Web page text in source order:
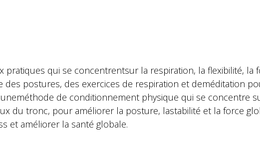
pratiques qui se concentrentsur la respiration, la flexibilité, la
des postures, des exercices de respiration et deméditation
de conditionnement physique qui se concentre
du tronc, pour améliorer la posture, lastabilité et la force
et améliorer la santé globale.